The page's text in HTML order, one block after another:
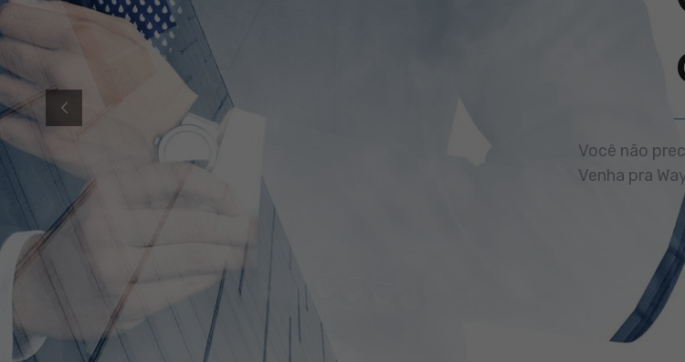
Você não
Venha pra